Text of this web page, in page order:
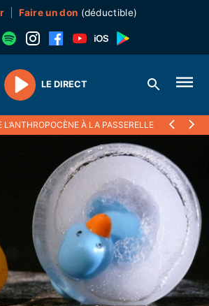
Faire un don (déductible)
Play
LE DIRECT
L’ANTHROPOCÈNE À LA PASSERELLE